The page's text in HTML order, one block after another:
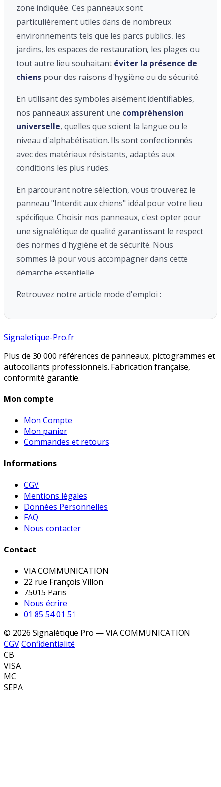
zone indiquée. Ces panneaux sont
particulièrement utiles dans de nombreux
environnements tels que les parcs publics, les
jardins, les espaces de restauration, les plages ou
tout autre lieu souhaitant éviter la présence de
chiens pour des raisons d'hygiène ou de sécurité.
En utilisant des symboles aisément identifiables,
nos panneaux assurent une compréhension
universelle, quelles que soient la langue ou le
niveau d'alphabétisation. Ils sont confectionnés
avec des matériaux résistants, adaptés aux
conditions les plus rudes.
En parcourant notre sélection, vous trouverez le
panneau "Interdit aux chiens" idéal pour votre lieu
spécifique. Choisir nos panneaux, c'est opter pour
une signalétique de qualité garantissant le respect
des normes d'hygiène et de sécurité. Nous
sommes là pour vous accompagner dans cette
démarche essentielle.
Retrouvez notre article mode d'emploi :
Signaletique-Pro.fr
Plus de 30 000 références de panneaux, pictogrammes et
autocollants professionnels. Fabrication française,
conformité garantie.
Mon compte
Mon Compte
Mon panier
Commandes et retours
Informations
CGV
Mentions légales
Données Personnelles
FAQ
Nous contacter
Contact
VIA COMMUNICATION
22 rue François Villon
75015 Paris
Nous écrire
01 85 54 01 51
© 2026 Signalétique Pro — VIA COMMUNICATION
CGVConfidentialité
CB
VISA
MC
SEPA